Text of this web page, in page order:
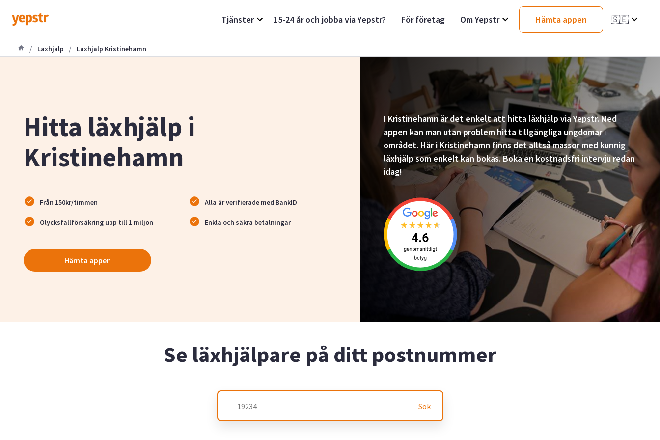
Tjänster 15-24 år och jobba via Yepstr? För företag Om Yepstr Hämta appen 🇸🇪
/ Laxhjalp / Laxhjalp Kristinehamn
Hitta läxhjälp i
Kristinehamn
Från 150kr/timmen Alla är verifierade med BankID
Olycksfallförsäkring upp till 1 miljon Enkla och säkra betalningar
Hämta appen
I Kristinehamn är det enkelt att hitta läxhjälp via Yepstr. Med
appen kan man utan problem hitta tillgängliga ungdomar i
området. Här i Kristinehamn finns det alltså massor med kunnig
läxhjälp som enkelt kan bokas. Boka en kostnadsfri intervju redan
idag!
Se läxhjälpare på ditt postnummer
Sök